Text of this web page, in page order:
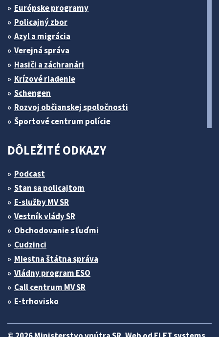
Európske programy
Policajný zbor
Azyl a migrácia
Verejná správa
Hasiči a záchranári
Krízové riadenie
Schengen
Rozvoj občianskej spoločnosti
Športové centrum polície
DÔLEŽITÉ ODKAZY
Podcast
Stan sa policajtom
E-služby MV SR
Vestník vlády SR
Obchodovanie s ľuďmi
Cudzinci
Miestna štátna správa
Vládny program ESO
Call centrum MV SR
E-trhovisko